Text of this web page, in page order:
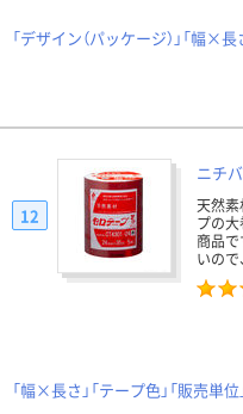
「デザイン（パッケージ）」「幅×長
ニチ
天然
プの大
商品
いので
12
「幅×長さ」「テープ色」「販売単位